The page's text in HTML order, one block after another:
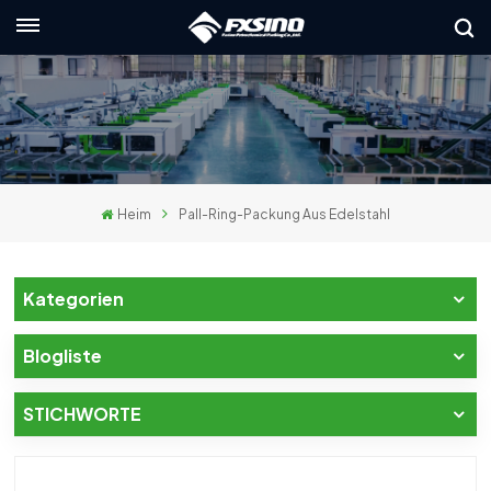
Heim Pall-Ring-Packung Aus Edelstahl
Kategorien
Blogliste
STICHWORTE